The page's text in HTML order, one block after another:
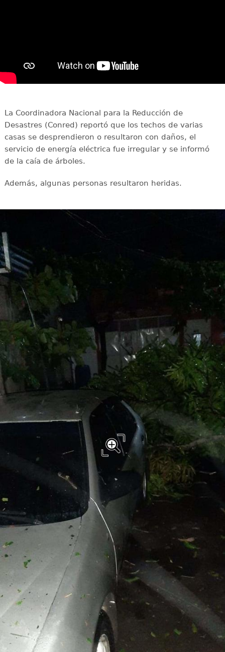
La Coordinadora Nacional para la Reducción de
Desastres (Conred) reportó que los techos de varias
casas se desprendieron o resultaron con daños, el
servicio de energía eléctrica fue irregular y se informó
de la caía de árboles.
Además, algunas personas resultaron heridas.